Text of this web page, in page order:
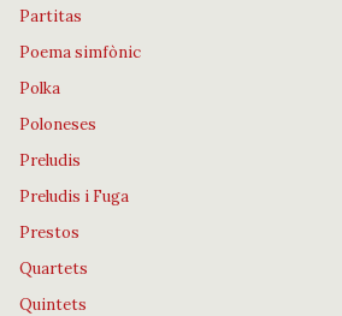
Partitas
Poema simfònic
Polka
Poloneses
Preludis
Preludis i Fuga
Prestos
Quartets
Quintets